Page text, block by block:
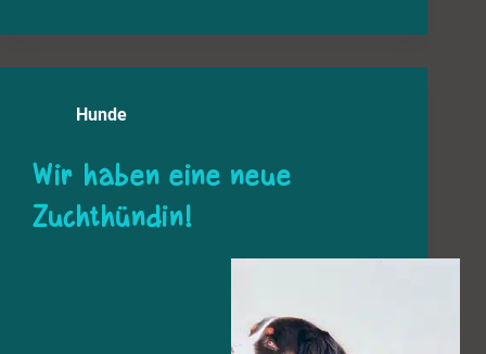
Hunde
Wir haben eine neue
Zuchthündin!